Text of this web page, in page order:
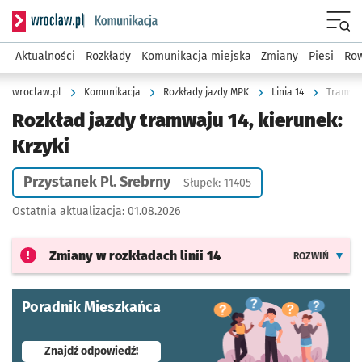
Serwis informacyjny wroclaw.pl podserwis: Komunikacja
Aktualności Rozkłady Komunikacja miejska Zmiany Piesi
wroclaw.pl Komunikacja Rozkłady jazdy MPK Linia 14
Rozkład jazdy tramwaju 14, kierunek:
Krzyki
Przystanek Pl. Srebrny Słupek: 11405
Ostatnia aktualizacja: 01.08.2026
Zmiany w rozkładach linii 14 ROZWIŃ
Poradnik Mieszkańca
Znajdź odpowiedź!- otworzy się w nowej karcie